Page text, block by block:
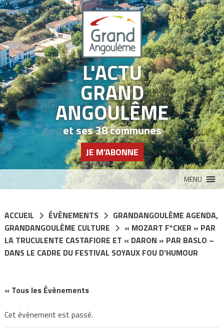
L'ACTU
GRAND
ANGOULÊME
et ses 38 communes
JE M'ABONNE
MENU
ACCUEIL ÉVÈNEMENTS GRANDANGOULÊME AGENDA,
GRANDANGOULÊME CULTURE
« MOZART F*CKER » PAR
LA TRUCULENTE CASTAFIORE ET « DARON » PAR BASLO –
DANS LE CADRE DU FESTIVAL SOYAUX FOU D’HUMOUR
« Tous les Évènements
Cet évènement est passé.
Panneau de gestion des cookies